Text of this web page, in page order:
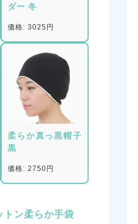
ダー 冬
価格: 3025円
柔らか真っ黒帽子
黒
価格: 2750円
トン柔らか手袋